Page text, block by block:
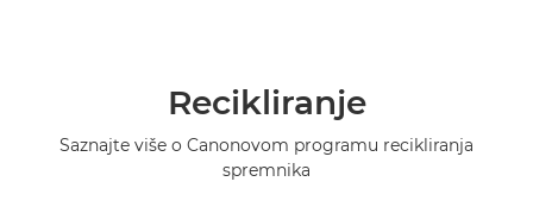
Recikliranje
Saznajte više o Canonovom programu recikliranja
spremnika